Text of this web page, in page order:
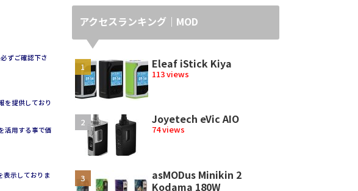
ずご確認下さ
を提供しており
活用する事で価
表示しておりま
アクセスランキング｜MOD
Eleaf iStick Kiya
113 views
Joyetech eVic AIO
74 views
asMODus Minikin 2
Kodama 180W